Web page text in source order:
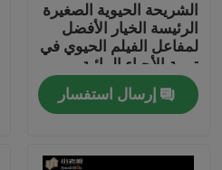
الشريحة الحيوية الصغيرة
الرئيسة الخيار الأفضل
لمفاعل الفيلم الحيوي في
تربية الأحياء المائية
إرسال استفسار